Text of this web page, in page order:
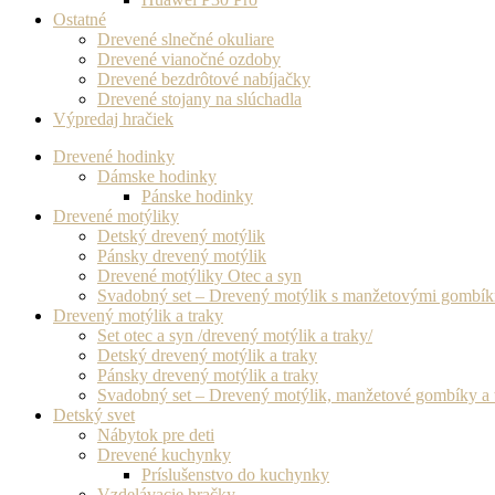
Ostatné
Drevené slnečné okuliare
Drevené vianočné ozdoby
Drevené bezdrôtové nabíjačky
Drevené stojany na slúchadla
Výpredaj hračiek
Drevené hodinky
Dámske hodinky
Pánske hodinky
Drevené motýliky
Detský drevený motýlik
Pánsky drevený motýlik
Drevené motýliky Otec a syn
Svadobný set – Drevený motýlik s manžetovými
Drevený motýlik a traky
Set otec a syn /drevený motýlik a traky/
Detský drevený motýlik a traky
Pánsky drevený motýlik a traky
Svadobný set – Drevený motýlik, manžetové gombíky a
Detský svet
Nábytok pre deti
Drevené kuchynky
Príslušenstvo do kuchynky